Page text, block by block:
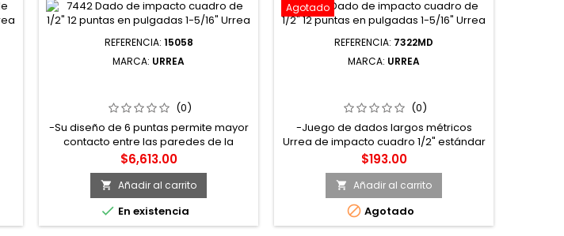
REFERENCIA: 15058
MARCA: URREA
5/8" URREA(0)
-Su diseño de 6 puntas permite mayor
contacto entre las paredes de la
tuerca y/o tornillo gracias a su
geometría lobular (super drive®)
Precio
$6,613.00
 Añadir al carrito
 En existencia
Agotado
REFERENCIA: 7322MD
MARCA: URREA
PUNTAS MÉTRICO 22 MM URREA
(0)
-Juego de dados largos métricos
Urrea de impacto cuadro 1/2" estándar
6 puntas geometría lobular, acabado
fosfatado -Cuenta con diseño de
pared delgada para ser utilizados en
aplicaciones donde las tuercas o
tornillos están muy juntos entre si o con
espacios pequeños para ser
Precio
$193.00
 Añadir al carrito
 Agotado